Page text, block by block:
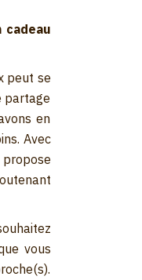
cadeau
peut se
partage
en
Avec
vous